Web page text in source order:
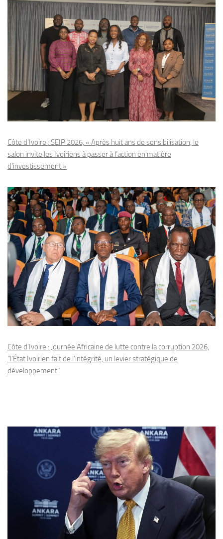
Côte d’Ivoire : SEIP 2026, « Après huit ans de sensibilisation, le
salon invite les Ivoiriens à passer à l’action en matière
d’investissement »
Côte d'Ivoire : Journée Africaine de lutte contre la corruption 2026,
"l'État Ivoirien fait de l'intégrité, un levier stratégique de
développement"